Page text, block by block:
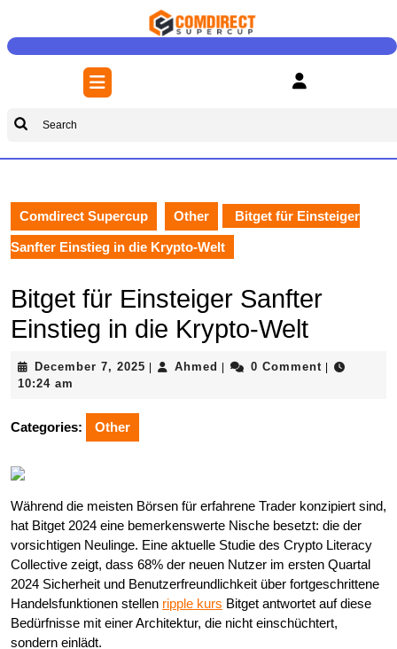
content
Open
Button
Search
Comdirect Supercup Other Bitget für Einsteiger
Sanfter Einstieg in die Krypto-Welt
Bitget für Einsteiger Sanfter
Einstieg in die Krypto-Welt
December 7, 2025 December
| Ahmed Ahmed
| 0 Comment |
10:24 am
Categories: Other
Während die meisten Börsen für erfahrene Trader konzipiert sind,
hat Bitget 2024 eine bemerkenswerte Nische besetzt: die der
vorsichtigen Neulinge. Eine aktuelle Studie des Crypto Literacy
Collective zeigt, dass 68% der neuen Nutzer im ersten Quartal
2024 Sicherheit und Benutzerfreundlichkeit über fortgeschrittene
Handelsfunktionen stellen ripple kurs Bitget antwortet auf diese
Bedürfnisse mit einer Architektur, die nicht einschüchtert,
sondern einlädt.